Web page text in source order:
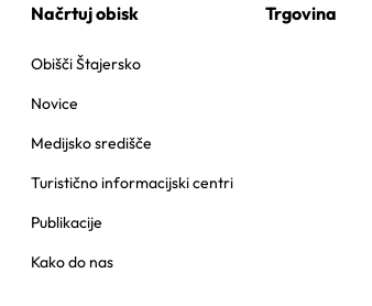
Načrtuj obisk
Obišči Štajersko
Novice
Medijsko središče
Turistično informacijski centri
Publikacije
Kako do nas
Trgovina